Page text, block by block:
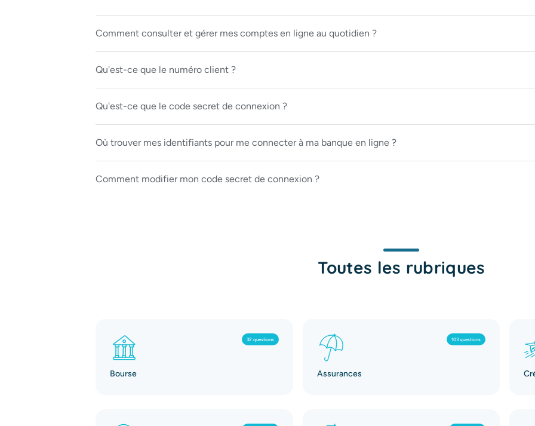
Comment consulter et gérer mes comptes en ligne au quotidien ?
Qu'est-ce que le numéro client ?
Qu'est-ce que le code secret de connexion ?
Où trouver mes identifiants pour me connecter à ma banque en ligne ?
Comment modifier mon code secret de connexion ?
Toutes les rubriques
32 questions
Bourse
103 questions
Assurances